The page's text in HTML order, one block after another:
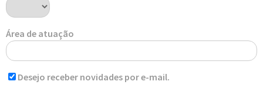
Área de atuação
Desejo receber novidades por e-mail.